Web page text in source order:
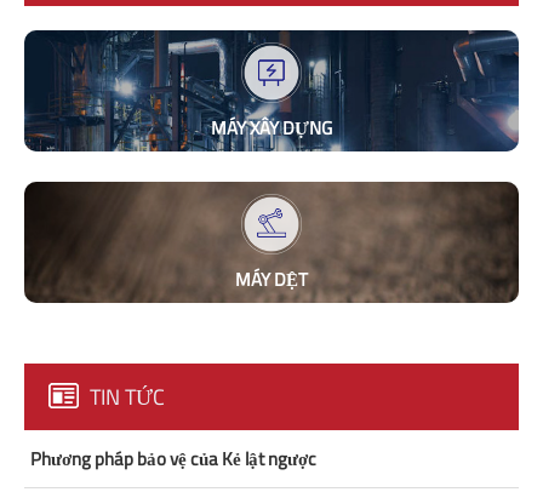
MÁY XÂY DỰNG
MÁY DỆT
TIN TỨC
Phương pháp bảo vệ của Kẻ lật ngược